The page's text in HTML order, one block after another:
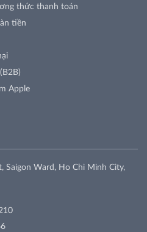
thức thanh toán
tiền
Apple
Saigon Ward, Ho Chi Minh City,